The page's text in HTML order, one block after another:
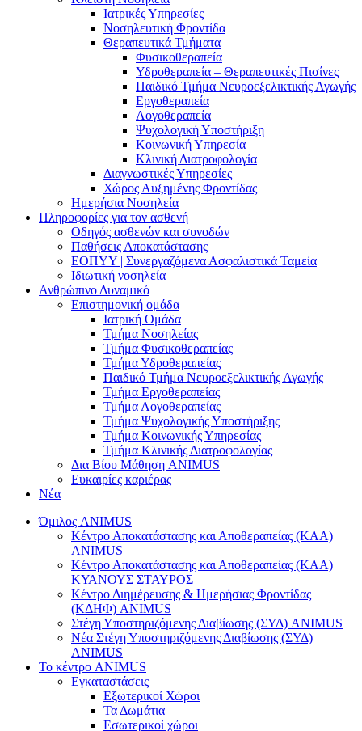
Ιατρικές Υπηρεσίες
Νοσηλευτική Φροντίδα
Θεραπευτικά Τμήματα
Φυσικοθεραπεία
Υδροθεραπεία – Θεραπευτικές Πισίνες
Παιδικό Τμήμα Νευροεξελικτικής Αγωγής
Εργοθεραπεία
Λογοθεραπεία
Ψυχολογική Υποστήριξη
Κοινωνική Υπηρεσία
Κλινική Διατροφολογία
Διαγνωστικές Υπηρεσίες
Χώρος Αυξημένης Φροντίδας
Ημερήσια Νοσηλεία
Πληροφορίες για τον ασθενή
Οδηγός ασθενών και συνοδών
Παθήσεις Αποκατάστασης
ΕΟΠΥΥ | Συνεργαζόμενα Ασφαλιστικά Ταμεία
Ιδιωτική νοσηλεία
Ανθρώπινο Δυναμικό
Επιστημονική ομάδα
Ιατρική Ομάδα
Τμήμα Νοσηλείας
Τμήμα Φυσικοθεραπείας
Τμήμα Υδροθεραπείας
Παιδικό Τμήμα Νευροεξελικτικής Αγωγής
Τμήμα Εργοθεραπείας
Τμήμα Λογοθεραπείας
Τμήμα Ψυχολογικής Υποστήριξης
Τμήμα Κοινωνικής Υπηρεσίας
Τμήμα Κλινικής Διατροφολογίας
Δια Βίου Μάθηση ANIMUS
Ευκαιρίες καριέρας
Νέα
Όμιλος ANIMUS
Κέντρο Αποκατάστασης και Αποθεραπείας (ΚΑΑ)
ANIMUS
Κέντρο Αποκατάστασης και Αποθεραπείας (ΚΑΑ)
ΚΥΑΝΟΥΣ ΣΤΑΥΡΟΣ
Κέντρο Διημέρευσης & Ημερήσιας Φροντίδας
(ΚΔΗΦ) ANIMUS
Στέγη Υποστηριζόμενης Διαβίωσης (ΣΥΔ) ANIMUS
Νέα Στέγη Υποστηριζόμενης Διαβίωσης (ΣΥΔ)
ANIMUS
Το κέντρο ANIMUS
Εγκαταστάσεις
Εξωτερικοί Χώροι
Τα Δωμάτια
Εσωτερικοί χώροι